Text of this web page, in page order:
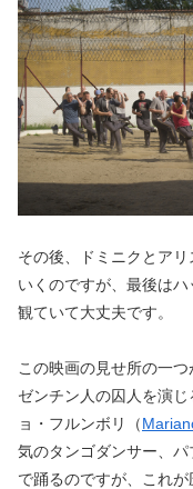
その後、ドミニクとア
いくのですが、最後は
観ていて大丈夫です。
この映画の見せ所の一
ゼンチン人の囚人を演
ョ・フルンボリ（
気のタンゴダンサー、パ
で踊るのですが、これが